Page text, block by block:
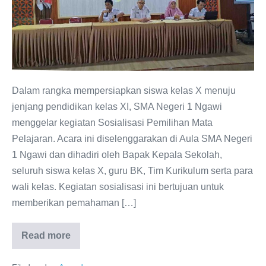
bagi
Siswa
Kelas
X
SMA
Negeri
1
Persiapan
Menuju
Kelas
Dalam rangka mempersiapkan siswa kelas X menuju
jenjang pendidikan kelas XI, SMA Negeri 1 Ngawi
menggelar kegiatan Sosialisasi Pemilihan Mata
Pelajaran. Acara ini diselenggarakan di Aula SMA Negeri
1 Ngawi dan dihadiri oleh Bapak Kepala Sekolah,
seluruh siswa kelas X, guru BK, Tim Kurikulum serta para
wali kelas. Kegiatan sosialisasi ini bertujuan untuk
memberikan pemahaman […]
Read more
Sosialisasi
Pemilihan